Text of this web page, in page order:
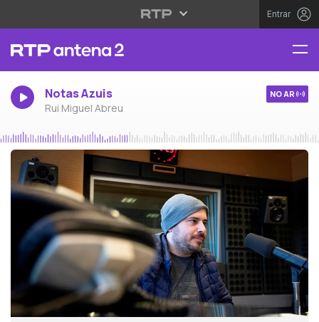
Entrar
Notas Azuis
Rui Miguel Abreu
NO AR